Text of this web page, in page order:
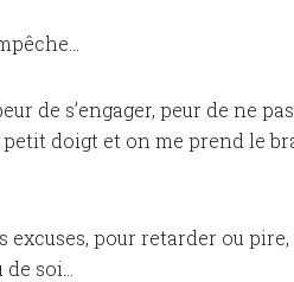
de s’engager, peur de ne
doigt et on me prend le
excuses, pour retarder ou
soi…